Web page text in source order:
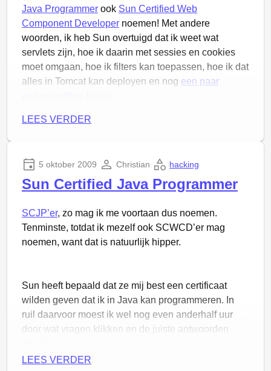
Java Programmer ook Sun Certified Web
Component Developer noemen! Met andere
woorden, ik heb Sun overtuigd dat ik weet wat
servlets zijn, hoe ik daarin met sessies en cookies
moet omgaan, hoe ik filters kan toepassen, hoe ik dat
alles in Tomcat kan deployen en nog een paar
In het kader van
dat 2009 hiermee voor mij het Java-jaar was.
In 2010 ga ik mij wagen aan het illustere Objective-
C, de taal achter Mac OS X applicaties en iPhone
Maar nu eerst even de overwinning vieren :-)
LEES VERDER
5 oktober 2009 Christian hacking
Sun Certified Java Programmer
SCJP’er, zo mag ik me voortaan dus noemen.
Tenminste, totdat ik mezelf ook SCWCD’er mag
noemen, want dat is natuurlijk hipper.
Sun heeft bepaald dat ze mij best een certificaat
wilden geven dat ik in Java kan programmeren. In
ruil daarvoor moest ik wel nog even anderhalf uur
door wat vragen klikken en de juiste antwoorden
Inmiddels ben ik dus al aan
LEES VERDER